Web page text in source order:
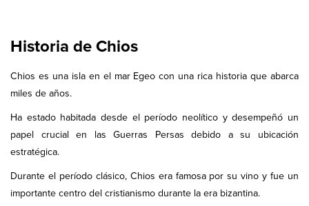
Historia de Chios
Chios es una isla en el mar Egeo con una rica historia que abarca
miles de años.
Ha estado habitada desde el período neolítico y desempeñó un
papel crucial en las Guerras Persas debido a su ubicación
estratégica.
Durante el período clásico, Chios era famosa por su vino y fue un
importante centro del cristianismo durante la era bizantina.